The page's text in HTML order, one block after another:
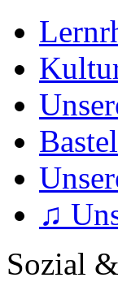
♫
Sozial